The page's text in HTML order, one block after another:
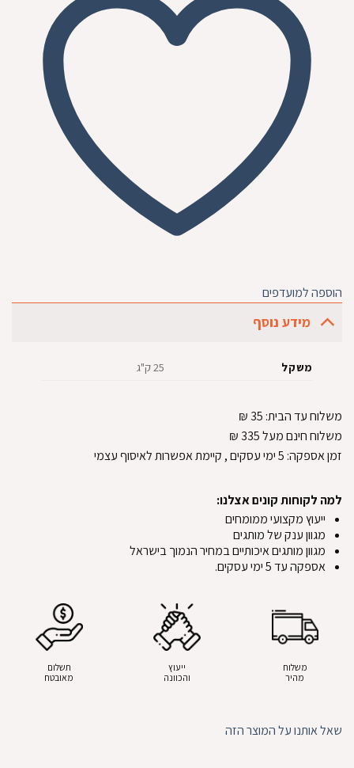
הוספה למועדפים
מידע נוסף
משקל 25 ק"ג
משלוח עד הבית:
₪
משלוח חינם מעל 335
₪
זמן אספקה: 5ימי עסקים, קיימת אפשרות לאיסוף עצמי
למה לקוחות קונים אצלנו:
ייעוץ מקצועי ממומחים
מגוון ענק של מותגים
מגוון מותגים איכותיים במחיר הנמוך בישראל
אספקה עד 5 ימי עסקים.
משלוח
מהיר
ייעוץ
והכוונה
תשלום
מאובטח
שאל אותנו על המוצר הזה